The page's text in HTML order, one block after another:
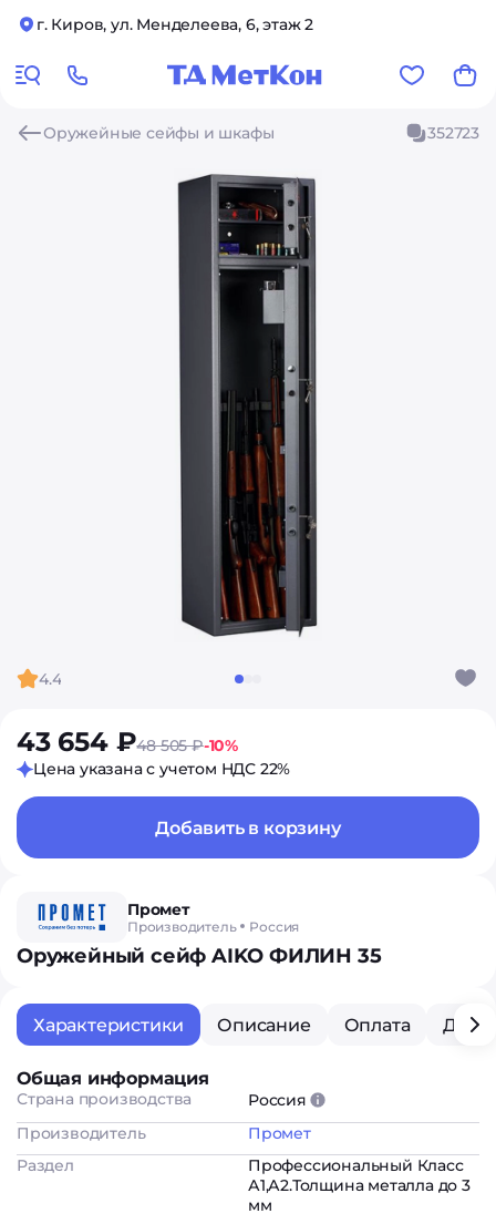
г. Киров, ул. Менделеева, 6, этаж 2
Оружейные сейфы и шкафы 352723
4.4
43 654 ₽48 505 ₽-10%
Цена указана с учетом НДС 22%
Добавить в корзину
Промет
Производитель Россия
Оружейный сейф AIKO ФИЛИН 35
Характеристики Описание Оплата
Общая информация
Страна производства
Россия
Производитель
Промет
Раздел
Профессиональный Класс
А1,А2.Толщина металла до 3
мм